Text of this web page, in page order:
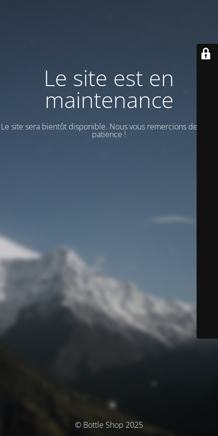
Le site est en
maintenance
Le site sera bientôt disponible. Nous vous remercions de votre
patience !
© Bottle Shop 2025